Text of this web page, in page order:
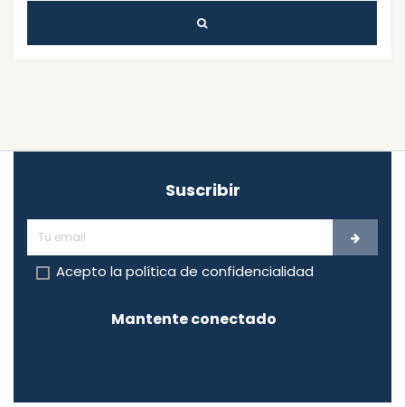
Suscribir
Acepto la política de confidencialidad
Mantente conectado